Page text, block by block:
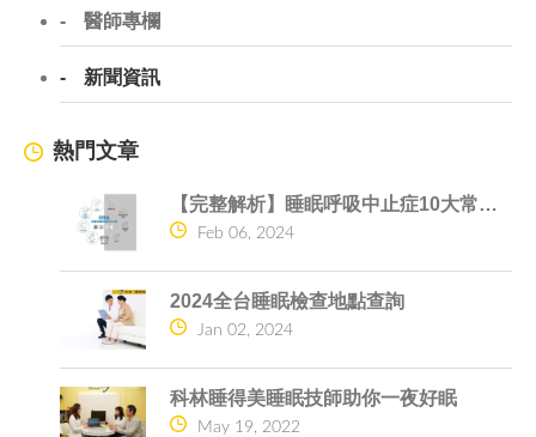
醫師專欄
新聞資訊
熱門文章
【完整解析】睡眠呼吸中止症10大常見問題一次搞懂
Feb 06, 2024
2024全台睡眠檢查地點查詢
Jan 02, 2024
科林睡得美睡眠技師助你一夜好眠
May 19, 2022